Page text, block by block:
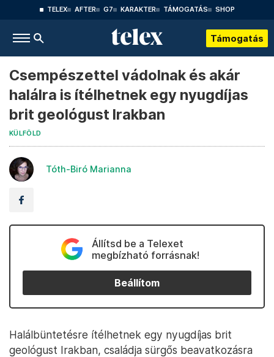
TELEX AFTER G7 KARAKTER TÁMOGATÁS SHOP
Támogatás
Csempészettel vádolnak és akár
halálra is ítélhetnek egy nyugdíjas
brit geológust Irakban
KÜLFÖLD
Tóth-Biró Marianna
Állítsd be a Telexet
megbízható forrásnak!
Beállítom
Halálbüntetésre ítélhetnek egy nyugdíjas brit
geológust Irakban, családja sürgős beavatkozásra